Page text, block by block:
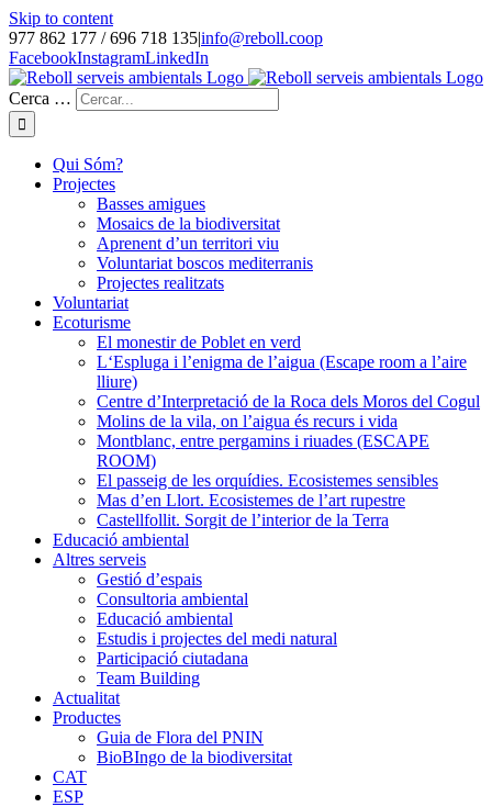
Skip to content
977 862 177 / 696 718 135|info@reboll.coop
FacebookInstagramLinkedIn
Cerca …
Qui Sóm?
Projectes
Basses amigues
Mosaics de la biodiversitat
Aprenent d’un territori viu
Voluntariat boscos mediterranis
Projectes realitzats
Voluntariat
Ecoturisme
El monestir de Poblet en verd
L‘Espluga i l’enigma de l’aigua (Escape room a l’aire
lliure)
Centre d’Interpretació de la Roca dels Moros del Cogul
Molins de la vila, on l’aigua és recurs i vida
Montblanc, entre pergamins i riuades (ESCAPE
ROOM)
El passeig de les orquídies. Ecosistemes sensibles
Mas d’en Llort. Ecosistemes de l’art rupestre
Castellfollit. Sorgit de l’interior de la Terra
Educació ambiental
Altres serveis
Gestió d’espais
Consultoria ambiental
Educació ambiental
Estudis i projectes del medi natural
Participació ciutadana
Team Building
Actualitat
Productes
Guia de Flora del PNIN
BioBIngo de la biodiversitat
CAT
ESP